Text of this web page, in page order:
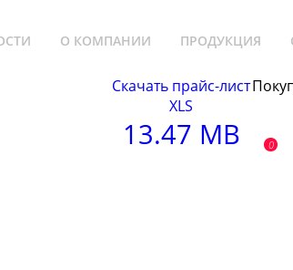
О КОМПАНИИ ПРОДУКЦИЯ
0
Скачать прайс-лист
XLS
13.47 MB